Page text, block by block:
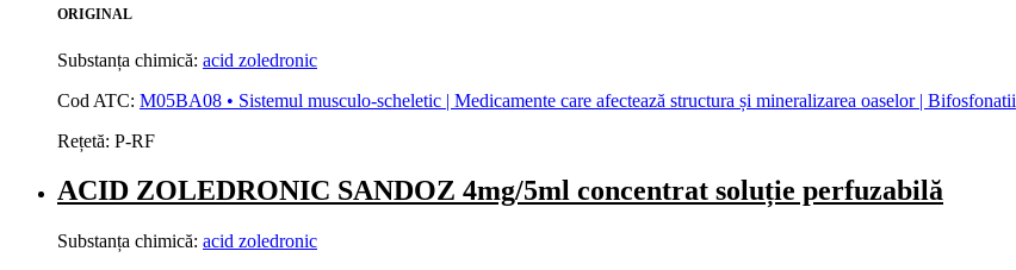
ORIGINAL
Substanța chimică: acid zoledronic
Cod ATC: M05BA08 • Sistemul musculo-scheletic | Medicamente care afectează structura și mineralizarea oaselor | Bifosfonatii
Rețetă: P-RF
ACID ZOLEDRONIC SANDOZ 4mg/5ml concentrat soluție perfuzabilă
Substanța chimică: acid zoledronic